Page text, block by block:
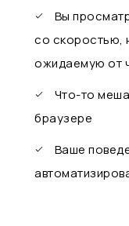
Вы
со
ожидаемую от
Что-то
браузере
Ваше